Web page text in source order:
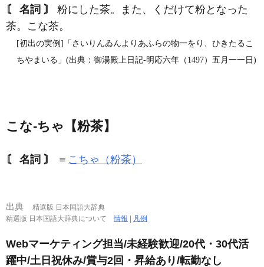
〘 名詞 〙
粉にした茶。また、くだけて粉となった
茶。こな茶。
[初出の実例]「さいりんゐんよりあふらの物一をり、ひきたるこ
ちやまいる」(出典：御湯殿上日記‐明応六年（1497）五月一一日)
こな‐ちゃ【粉茶】
〘 名詞 〙 ＝ こちゃ（粉茶）
出典
精選版 日本国語大辞典
精選版 日本国語大辞典について情報 凡例
Webマーケティング担当/未経験歓迎/20代・30代活
躍中/土日祝休み/賞与2回・昇給あり/転勤なし